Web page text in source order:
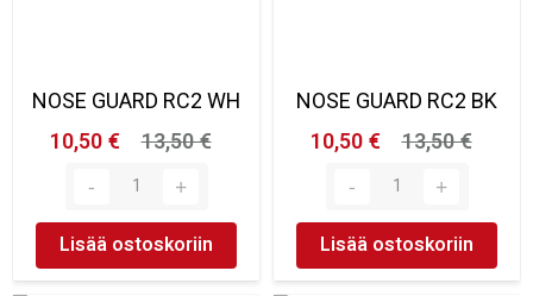
NOSE GUARD RC2 WH
10,50 €
13,50 €
Lisää ostoskoriin
NOSE GUARD RC2 BK
10,50 €
13,50 €
Lisää ostoskoriin